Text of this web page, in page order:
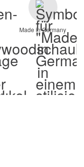
Made in Germany